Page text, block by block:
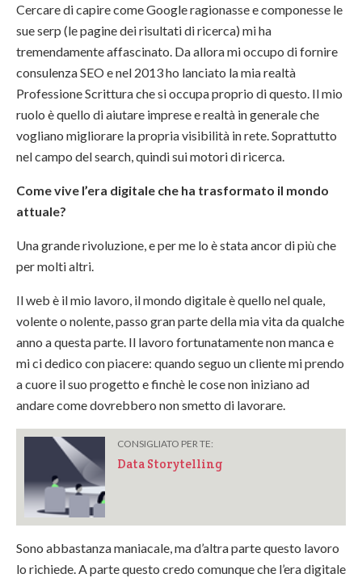
Cercare di capire come Google ragionasse e componesse le
sue serp (le pagine dei risultati di ricerca) mi ha
tremendamente affascinato. Da allora mi occupo di fornire
consulenza SEO e nel 2013 ho lanciato la mia realtà
Professione Scrittura che si occupa proprio di questo. Il mio
ruolo è quello di aiutare imprese e realtà in generale che
vogliano migliorare la propria visibilità in rete. Soprattutto
nel campo del search, quindi sui motori di ricerca.
Come vive l’era digitale che ha trasformato il mondo
attuale?
Una grande rivoluzione, e per me lo è stata ancor di più che
per molti altri.
Il web è il mio lavoro, il mondo digitale è quello nel quale,
volente o nolente, passo gran parte della mia vita da qualche
anno a questa parte. Il lavoro fortunatamente non manca e
mi ci dedico con piacere: quando seguo un cliente mi prendo
a cuore il suo progetto e finchè le cose non iniziano ad
andare come dovrebbero non smetto di lavorare.
CONSIGLIATO PER TE:
Data Storytelling
Sono abbastanza maniacale, ma d’altra parte questo lavoro
lo richiede. A parte questo credo comunque che l’era digitale